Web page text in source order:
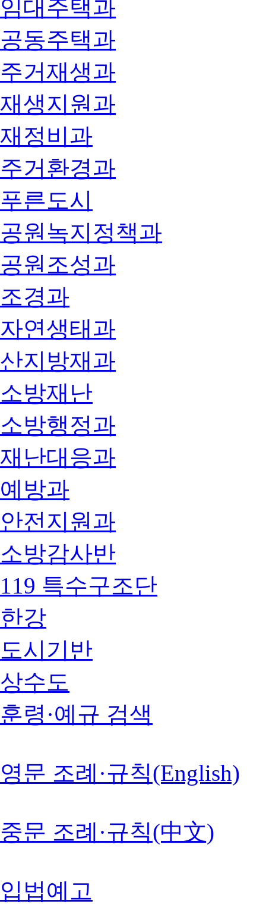
임대주택과
공동주택과
주거재생과
재생지원과
재정비과
주거환경과
푸른도시
공원녹지정책과
공원조성과
조경과
자연생태과
산지방재과
소방재난
소방행정과
재난대응과
예방과
안전지원과
소방감사반
119 특수구조단
한강
도시기반
상수도
훈령·예규 검색
영문 조례·규칙(English)
중문 조례·규칙(中文)
입법예고